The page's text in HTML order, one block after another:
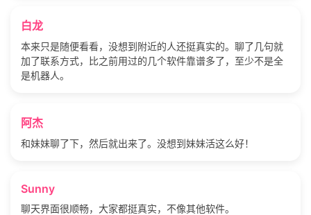
白龙
本来只是随便看看，没想到附近的人还挺真实的。聊了几句就
加了联系方式，比之前用过的几个软件靠谱多了，至少不是全
是机器人。
阿杰
和妹妹聊了下，然后就出来了。没想到妹妹活这么好！
Sunny
聊天界面很顺畅，大家都挺真实，不像其他软件。